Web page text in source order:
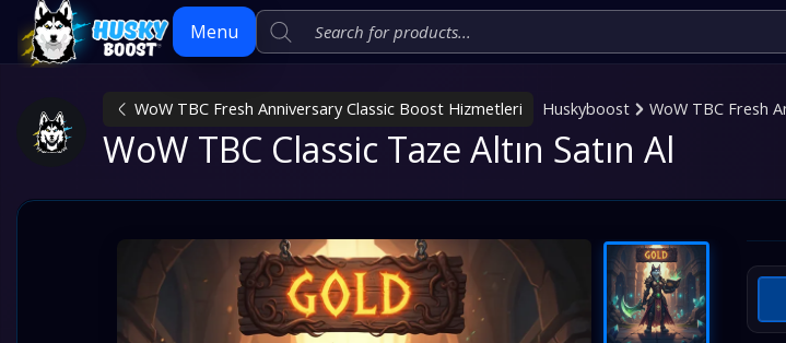
Menu
Skip
WoW TBC Fresh Anniversary Classic Boost Hizmetleri Huskyboost WoW TBC Fresh
WoW TBC Classic Taze Altın Satın Al